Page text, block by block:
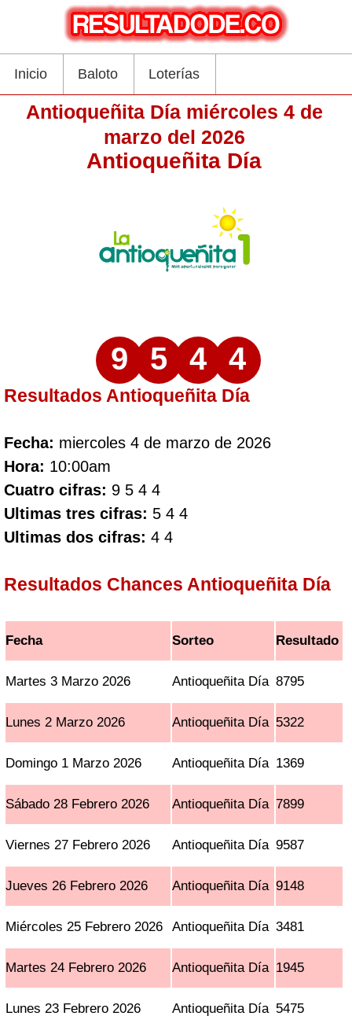
Inicio Baloto Loterías
Antioqueñita Día miércoles 4 de
marzo del 2026
Antioqueñita Día
9 5 4 4
Resultados Antioqueñita Día
Fecha: miercoles 4 de marzo de 2026
Hora: 10:00am
Cuatro cifras: 9 5 4 4
Ultimas tres cifras: 5 4 4
Ultimas dos cifras: 4 4
Resultados Chances Antioqueñita Día
Fecha Sorteo Resultado
Martes 3 Marzo 2026 Antioqueñita Día 8795
Lunes 2 Marzo 2026 Antioqueñita Día 5322
Domingo 1 Marzo 2026 Antioqueñita Día 1369
Sábado 28 Febrero 2026 Antioqueñita Día 7899
Viernes 27 Febrero 2026 Antioqueñita Día 9587
Jueves 26 Febrero 2026 Antioqueñita Día 9148
Miércoles 25 Febrero 2026 Antioqueñita Día 3481
Martes 24 Febrero 2026 Antioqueñita Día 1945
Lunes 23 Febrero 2026 Antioqueñita Día 5475